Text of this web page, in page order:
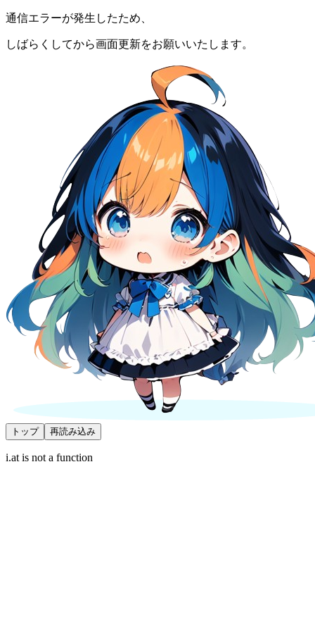
通信エラーが発生したため、
しばらくしてから画面更新をお願いいたします。
トップ 再読み込み
i.at is not a function